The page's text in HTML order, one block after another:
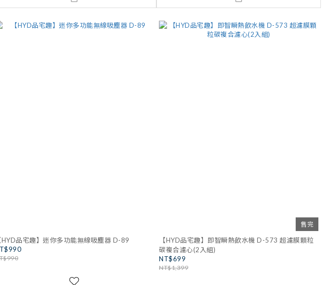
HYD品宅趣】迷你多功能無線吸塵器 D-89
售完
【HYD品宅趣】即智瞬熱飲水機 D-573 超濾膜顆粒
碳複合濾心(2入組)
NT$699
NT$1,399